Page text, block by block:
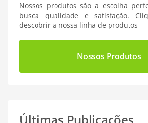
Nossos produtos são a escolha
busca qualidade e satisfação.
descobrir a nossa linha de produtos
Nossos Produtos
Últimas Publicações